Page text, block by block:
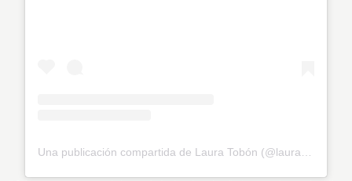
Una publicación compartida de Laura Tobón (@laura_tobon)